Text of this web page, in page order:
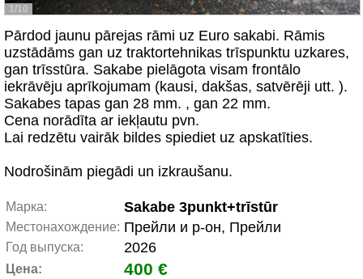
1/10
Pārdod jaunu pārejas rāmi uz Euro sakabi. Rāmis
uzstādāms gan uz traktortehnikas trīspunktu uzkares,
gan trīsstūra. Sakabe pielāgota visam frontālo
iekrāvēju aprīkojumam (kausi, dakšas, satvērēji utt. ).
Sakabes tapas gan 28 mm. , gan 22 mm.
Cena norādīta ar iekļautu pvn.
Lai redzētu vairāk bildes spiediet uz apskatīties.
Nodrošinām piegādi un izkraušanu.
Марка: Sakabe 3punkt+trīstūr
Местонахождение: Прейли и р-он, Прейли
Год выпуска: 2026
Цена: 400 €